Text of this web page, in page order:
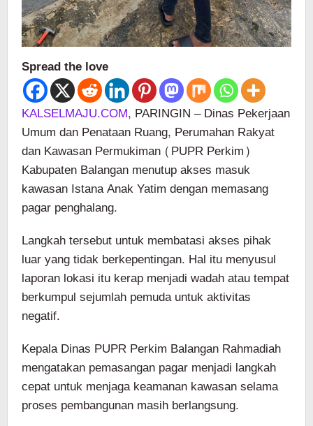
Spread the love
KALSELMAJU.COM, PARINGIN – Dinas Pekerjaan
Umum dan Penataan Ruang, Perumahan Rakyat
dan Kawasan Permukiman (PUPR Perkim)
Kabupaten Balangan menutup akses masuk
kawasan Istana Anak Yatim dengan memasang
pagar penghalang.
Langkah tersebut untuk membatasi akses pihak
luar yang tidak berkepentingan. Hal itu menyusul
laporan lokasi itu kerap menjadi wadah atau tempat
berkumpul sejumlah pemuda untuk aktivitas
negatif.
Kepala Dinas PUPR Perkim Balangan Rahmadiah
mengatakan pemasangan pagar menjadi langkah
cepat untuk menjaga keamanan kawasan selama
proses pembangunan masih berlangsung.